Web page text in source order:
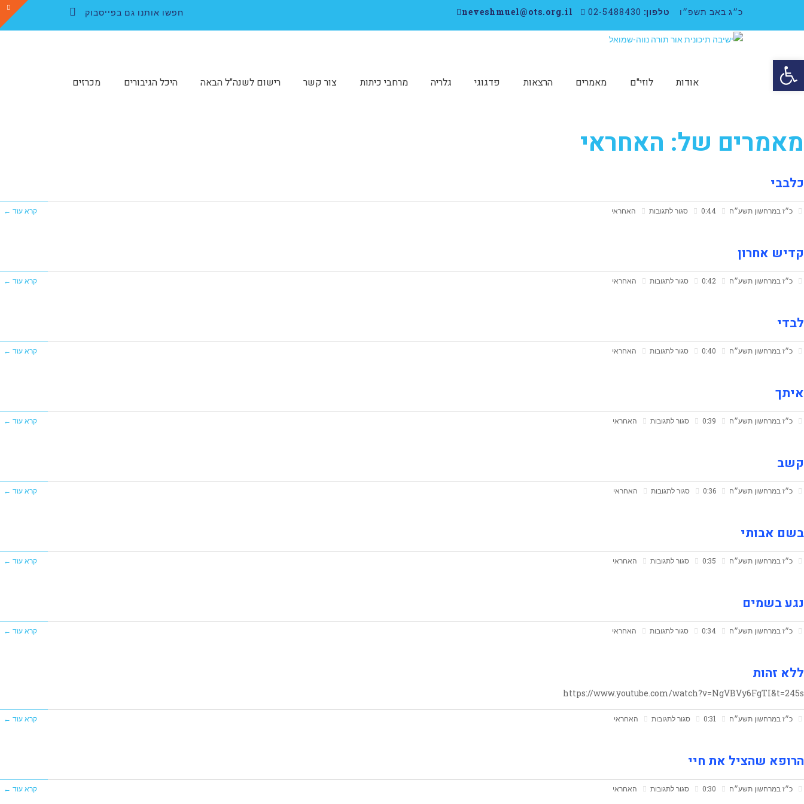
פתח סרגל נגישות
כ״ג באב תשפ״ו טלפון:
חפשו אותנו גם בפייסבוק
אודות לוזי"ם מאמרים הרצאות פדגוגי גלריה מרחבי כיתות צור קשר רישום לשנה"ל הבאה היכל הגיבורים מכרזים
מאמרים של: האחראי
כלבבי
כ״ז במרחשון תשע״ח סגור לתגובותעל
האחראי קרא עוד ←
קדיש אחרון
כ״ז במרחשון תשע״ח סגור לתגובותעל
האחראי קרא עוד ←
לבדי
כ״ז במרחשון תשע״ח סגור לתגובותעל
האחראי קרא עוד ←
איתך
כ״ז במרחשון תשע״ח סגור לתגובותעל
האחראי קרא עוד ←
קשב
כ״ז במרחשון תשע״ח סגור לתגובותעל
האחראי קרא עוד ←
בשם אבותי
כ״ז במרחשון תשע״ח סגור לתגובותעל
האחראי קרא עוד ←
נגע בשמים
כ״ז במרחשון תשע״ח סגור לתגובותעל
האחראי קרא עוד ←
ללא זהות
https://www.youtube.com/watch?v=NgVBVy6FgTI&t=245s
כ״ז במרחשון תשע״ח סגור לתגובותעל
האחראי קרא עוד ←
הרופא שהציל את חיי
כ״ז במרחשון תשע״ח סגור לתגובותעל
האחראי קרא עוד ←